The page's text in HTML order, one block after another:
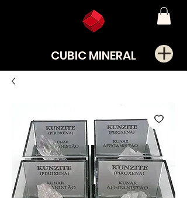
CUBIC MINERAL